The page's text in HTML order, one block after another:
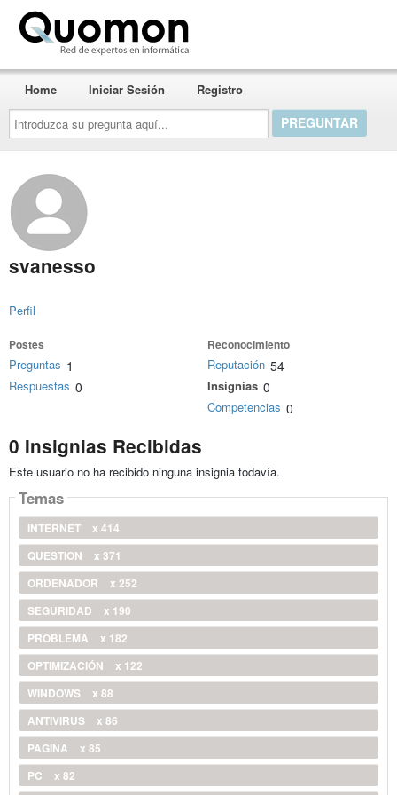
Introduzca
su
pregunta
aquí...
Home Iniciar Sesión Registro
svanesso
Perfil
Postes
Preguntas 1
Respuestas 0
Reconocimiento
Reputación 54
Insignias 0
Competencias 0
0 Insignias Recibidas
Este usuario no ha recibido ninguna insignia todavía.
Temas
INTERNET
x 414
QUESTION
x 371
ORDENADOR
x 252
SEGURIDAD
x 190
PROBLEMA
x 182
OPTIMIZACIÓN
x 122
WINDOWS
x 88
ANTIVIRUS
x 86
PAGINA
x 85
PC
x 82